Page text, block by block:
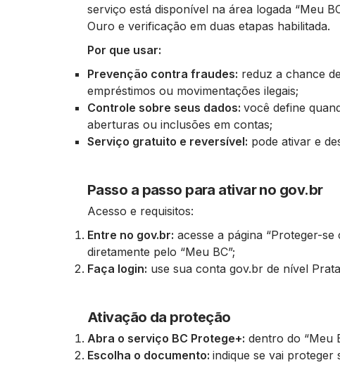
serviço está disponível na área logada “Meu
Ouro e verificação em duas etapas habilitada.
Por que usar:
Prevenção contra fraudes: reduz a chance
empréstimos ou movimentações ilegais;
Controle sobre seus dados: você define
aberturas ou inclusões em contas;
Serviço gratuito e reversível: pode ativar e
Passo a passo para ativar no gov.br
Acesso e requisitos:
Entre no gov.br: acesse a página “Proteger-
diretamente pelo “Meu BC”;
Faça login: use sua conta gov.br de nível
Ativação da proteção
Abra o serviço BC Protege+: dentro do “Meu
Escolha o documento: indique se vai proteger